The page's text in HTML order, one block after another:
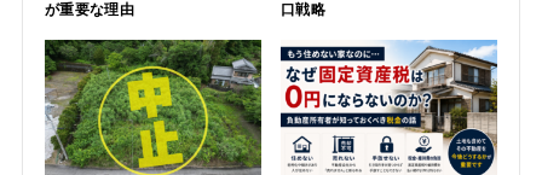
が重要な理由
口戦略